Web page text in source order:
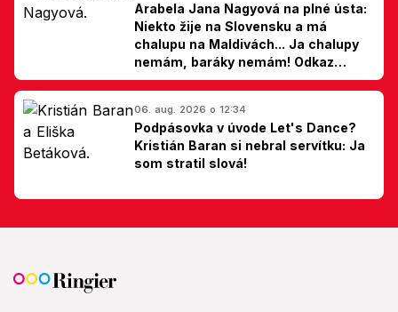
Arabela Jana Nagyová na plné ústa:
Niekto žije na Slovensku a má
chalupu na Maldivách... Ja chalupy
nemám, baráky nemám! Odkaz
Slovákom
06. aug. 2026 o 12:34
Podpásovka v úvode Let's Dance?
Kristián Baran si nebral servítku: Ja
som stratil slová!